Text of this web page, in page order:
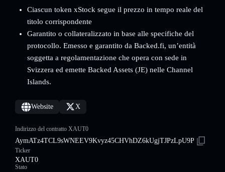
Ciascun token xStock segue il prezzo in tempo reale del
titolo corrispondente
Garantito o collateralizzato in base alle specifiche del
protocollo. Emesso e garantito da Backed.fi, un’entità
soggetta a regolamentazione che opera con sede in
Svizzera ed emette Backed Assets (JE) nelle Channel
Islands.
Website X
Indirizzo del contratto XAUT0
AymATz4TCL9sWNEEV9Kvyz45CHVhDZ6kUgjTJPzLpU9P
Ticker
XAUT0
Stato